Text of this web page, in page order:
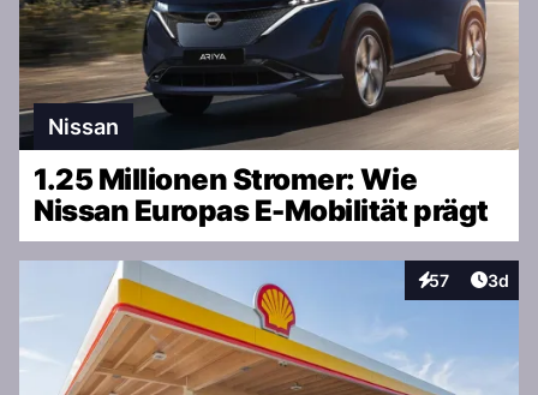
Nissan
1.25 Millionen Stromer: Wie
Nissan Europas E-Mobilität prägt
57
Interaktionen
3d